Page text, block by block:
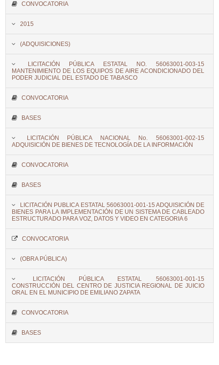
CONVOCATORIA
2015
(ADQUISICIONES)
LICITACIÓN PÚBLICA ESTATAL NO. 56063001-003-15
MANTENIMIENTO DE LOS EQUIPOS DE AIRE ACONDICIONADO DEL
PODER JUDICIAL DEL ESTADO DE TABASCO
CONVOCATORIA
BASES
LICITACIÓN PÚBLICA NACIONAL No. 56063001-002-15
ADQUISICIÓN DE BIENES DE TECNOLOGÍA DE LA INFORMACIÓN
CONVOCATORIA
BASES
LICITACIÓN PUBLICA ESTATAL 56063001-001-15 ADQUISICIÓN DE
BIENES PARA LA IMPLEMENTACIÓN DE UN SISTEMA DE CABLEADO
ESTRUCTURADO PARA VOZ, DATOS Y VIDEO EN CATEGORIA 6
CONVOCATORIA
(OBRA PÚBLICA)
LICITACIÓN PÚBLICA ESTATAL 56063001-001-15
CONSTRUCCIÓN DEL CENTRO DE JUSTICIA REGIONAL DE JUICIO
ORAL EN EL MUNICIPIO DE EMILIANO ZAPATA
CONVOCATORIA
BASES